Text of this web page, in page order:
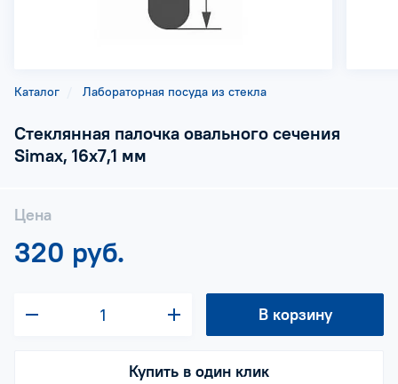
Каталог Лабораторная посуда из стекла
Стеклянная палочка овального сечения
Simax, 16х7,1 мм
Цена
320 руб.
В корзину
Купить в один клик